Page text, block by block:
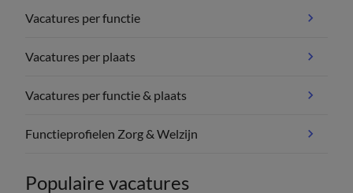
Vacatures per functie
Vacatures per plaats
Vacatures per functie & plaats
Functieprofielen Zorg & Welzijn
Populaire vacatures